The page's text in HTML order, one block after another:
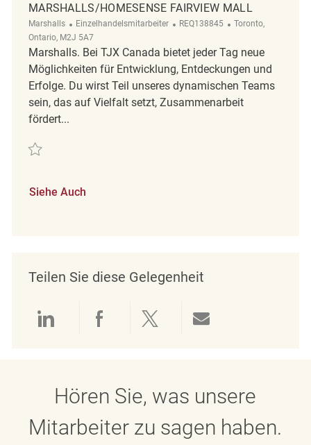
MARSHALLS/HOMESENSE FAIRVIEW MALL
Marshalls Kategorie
Einzelhandelsmitarbeiter ReqId
REQ138845 Ort
Toronto,
Ontario, M2J 5A7
Marshalls. Bei TJX Canada bietet jeder Tag neue
Möglichkeiten für Entwicklung, Entdeckungen und
Erfolge. Du wirst Teil unseres dynamischen Teams
sein, das auf Vielfalt setzt, Zusammenarbeit
fördert...
Retten Retail Store Associate Part Time Marshalls/Homesense Fairview
Siehe Auch
Teilen Sie diese Gelegenheit
Über LinkedIn teilen
Über Facebook teilen
Über Twitter teilen
Hören Sie, was unsere
Mitarbeiter zu sagen haben.